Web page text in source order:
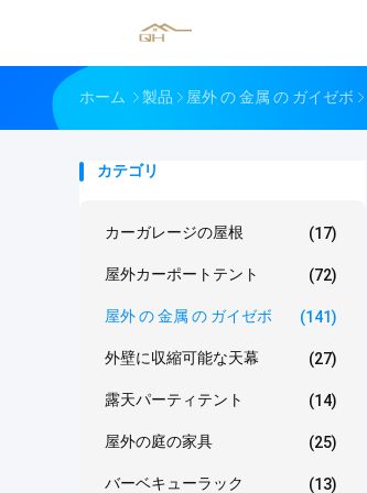
ホーム 製品 屋外 の 金属 の ガイゼボ
カテゴリ
カーガレージの屋根 (17)
屋外カーポートテント (72)
屋外 の 金属 の ガイゼボ (141)
外壁に収縮可能な天幕 (27)
露天パーティテント (14)
屋外の庭の家具 (25)
バーベキューラック (13)